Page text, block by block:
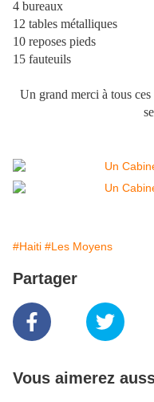
4 bureaux
12 tables métalliques
10 reposes pieds
15 fauteuils
Un grand merci à tous ces
#Haiti #Les Moyens
Partager
Vous aimerez